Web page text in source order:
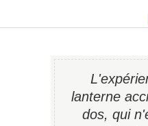
lanterne
dos, qui